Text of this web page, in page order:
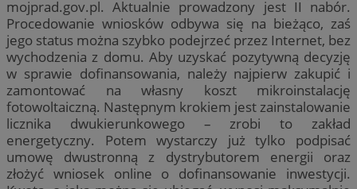
mojprad.gov.pl. Aktualnie prowadzony jest II nabór.
Procedowanie wniosków odbywa się na bieżąco, zaś
jego status można szybko podejrzeć przez Internet, bez
wychodzenia z domu. Aby uzyskać pozytywną decyzję
w sprawie dofinansowania, należy najpierw zakupić i
zamontować na własny koszt mikroinstalację
fotowoltaiczną. Następnym krokiem jest zainstalowanie
licznika dwukierunkowego – zrobi to zakład
energetyczny. Potem wystarczy już tylko podpisać
umowę dwustronną z dystrybutorem energii oraz
złożyć wniosek online o dofinansowanie inwestycji.